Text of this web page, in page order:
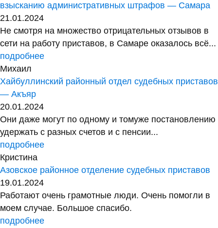
взысканию административных штрафов — Самара
21.01.2024
Не смотря на множество отрицательных отзывов в
сети на работу приставов, в Самаре оказалось всё...
подробнее
Михаил
Хайбуллинский районный отдел судебных приставов
— Акъяр
20.01.2024
Они даже могут по одному и томуже постановлению
удержать с разных счетов и с пенсии...
подробнее
Кристина
Азовское районное отделение судебных приставов
19.01.2024
Работают очень грамотные люди. Очень помогли в
моем случае. Большое спасибо.
подробнее